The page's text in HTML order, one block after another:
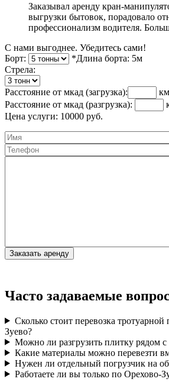
Заказывал аренду кран-
выгрузки бытовок, порадовало
профессионализм водителя.
С нами выгоднее. Убедитесь сами!
Борт:
*Длина борта: 5м
Cтрела:
Расстояние от мкад (загрузка):
Расстояние от мкад (разгрузка):
Цена услуги: 10000 руб.
Часто задаваемые
Сколько стоит перевозка
Зуево?
Можно ли разгрузить плитку рядом с
Какие материалы можно перевезти
Нужен ли отдельный погрузчик на
Работаете ли вы только по Орехово-